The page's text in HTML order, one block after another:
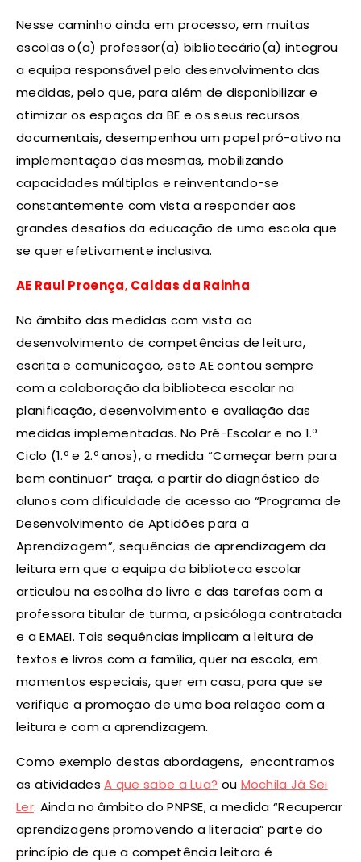
Nesse caminho ainda em processo, em muitas
escolas o(a) professor(a) bibliotecário(a) integrou
a equipa responsável pelo desenvolvimento das
medidas, pelo que, para além de disponibilizar e
otimizar os espaços da BE e os seus recursos
documentais, desempenhou um papel pró-ativo na
implementação das mesmas, mobilizando
capacidades múltiplas e reinventando-se
constantemente com vista a responder aos
grandes desafios da educação de uma escola que
se quer efetivamente inclusiva.
AE Raul Proença, Caldas da Rainha
No âmbito das medidas com vista ao
desenvolvimento de competências de leitura,
escrita e comunicação, este AE contou sempre
com a colaboração da biblioteca escolar na
planificação, desenvolvimento e avaliação das
medidas implementadas. No Pré-Escolar e no 1.º
Ciclo (1.º e 2.º anos), a medida “Começar bem para
bem continuar” traça, a partir do diagnóstico de
alunos com dificuldade de acesso ao “Programa de
Desenvolvimento de Aptidões para a
Aprendizagem”, sequências de aprendizagem da
leitura em que a equipa da biblioteca escolar
articulou na escolha do livro e das tarefas com a
professora titular de turma, a psicóloga contratada
e a EMAEI. Tais sequências implicam a leitura de
textos e livros com a família, quer na escola, em
momentos especiais, quer em casa, para que se
verifique a promoção de uma boa relação com a
leitura e com a aprendizagem.
Como exemplo destas abordagens, encontramos
as atividadesA que sabe a Lua? ou Mochila Já Sei
Ler. Ainda no âmbito do PNPSE, a medida “Recuperar
aprendizagens promovendo a literacia” parte do
princípio de que a competência leitora é